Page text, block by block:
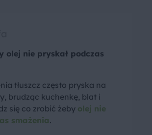
olej nie pryskał podczas
tłuszcz często pryska na
brudząc kuchenkę, blat i
się co zrobić żeby olej nie
smażenia.